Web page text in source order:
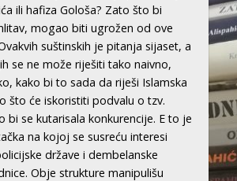
ili hafiza Gološa? Zato što bi
mogao biti ugrožen od ove
suštinskih je pitanja sijaset, a
se ne može riješiti tako naivno,
kako bi to sada da riješi Islamska
što će iskoristiti podvalu o tzv.
bi se kutarisala konkurencije. E to je
na kojoj se susreću interesi
države i dembelanske
Obje strukture manipulišu